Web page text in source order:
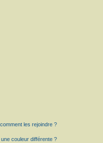
les rejoindre ?
couleur différente ?